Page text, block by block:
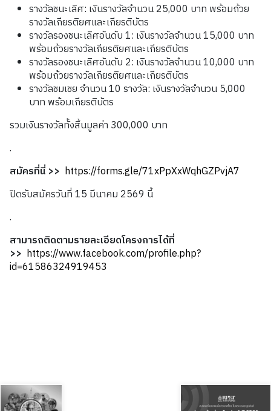
รางวัลชนะเลิศ: เงินรางวัลจำนวน 25,000 บาท พร้อมถ้วย
รางวัลเกียรติยศและเกียรติบัตร
รางวัลรองชนะเลิศอันดับ 1: เงินรางวัลจำนวน 15,000 บาท
พร้อมถ้วยรางวัลเกียรติยศและเกียรติบัตร
รางวัลรองชนะเลิศอันดับ 2: เงินรางวัลจำนวน 10,000 บาท
พร้อมถ้วยรางวัลเกียรติยศและเกียรติบัตร
รางวัลชมเชย จำนวน 10 รางวัล: เงินรางวัลจำนวน 5,000
บาท พร้อมเกียรติบัตร
รวมเงินรางวัลทั้งสิ้นมูลค่า 300,000 บาท
.
สมัครที่นี่ >> https://forms.gle/71xPpXxWqhGZPvjA7
ปิดรับสมัครวันที่ 15 มีนาคม 2569 นี้
.
สามารถติดตามรายละเอียดโครงการได้ที่
>> https://www.facebook.com/profile.php?
id=61586324919453